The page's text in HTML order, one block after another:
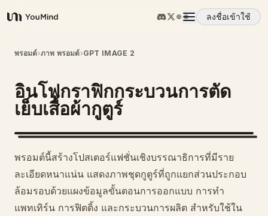
YouMind
ลงชื่อเข้าใช้
ภาพรวม
กรณีการใช้งาน
ทักษะ
พรอมต์
ราคา
พรอมต์›ภาพ พรอมต์›GPT IMAGE 2
อินโฟกราฟิกกระบวนการตัด
เย็บเสื้อผ้ากูตูร์
พรอมต์นี้สร้างโปสเตอร์แฟชั่นเชิงบรรณาธิการที่มีราย
ละเอียดหนาแน่น แสดงภาพชุดกูตูร์ที่ถูกแยกส่วนประกอบ
ล้อมรอบด้วยแผงข้อมูลขั้นตอนการออกแบบ การทำ
แพทเทิร์น การฟิตติ้ง และกระบวนการผลิต สำหรับใช้ใน